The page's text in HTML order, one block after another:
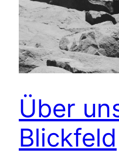
Über
Blickfeld